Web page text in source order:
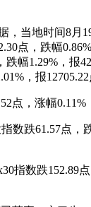
，当地时间8月
点，跌幅
跌幅1.29%，报
，报12705.22
点，涨幅0.11%
数跌61.57点，
指数跌152.89